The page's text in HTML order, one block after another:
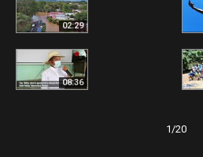
02:29
08:36
1/20